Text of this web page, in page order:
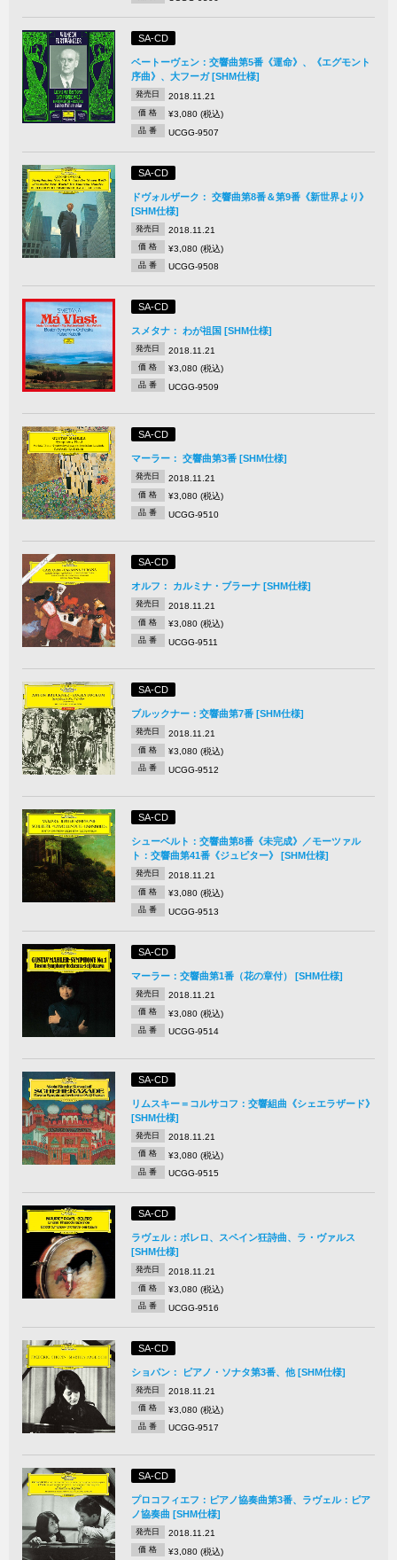
SA-CD
ベートーヴェン：交響曲第5番《運命》、《エグモント
序曲》、大フーガ [SHM仕様]
発売日 2018.11.21
価 格 ¥3,080 (税込)
品 番 UCGG-9507
SA-CD
ドヴォルザーク： 交響曲第8番＆第9番《新世界より》
[SHM仕様]
発売日 2018.11.21
価 格 ¥3,080 (税込)
品 番 UCGG-9508
SA-CD
スメタナ： わが祖国 [SHM仕様]
発売日 2018.11.21
価 格 ¥3,080 (税込)
品 番 UCGG-9509
SA-CD
マーラー： 交響曲第3番 [SHM仕様]
発売日 2018.11.21
価 格 ¥3,080 (税込)
品 番 UCGG-9510
SA-CD
オルフ： カルミナ・ブラーナ [SHM仕様]
発売日 2018.11.21
価 格 ¥3,080 (税込)
品 番 UCGG-9511
SA-CD
ブルックナー：交響曲第7番 [SHM仕様]
発売日 2018.11.21
価 格 ¥3,080 (税込)
品 番 UCGG-9512
SA-CD
シューベルト：交響曲第8番《未完成》／モーツァル
ト：交響曲第41番《ジュピター》 [SHM仕様]
発売日 2018.11.21
価 格 ¥3,080 (税込)
品 番 UCGG-9513
SA-CD
マーラー：交響曲第1番（花の章付） [SHM仕様]
発売日 2018.11.21
価 格 ¥3,080 (税込)
品 番 UCGG-9514
SA-CD
リムスキー＝コルサコフ：交響組曲《シェエラザード》
[SHM仕様]
発売日 2018.11.21
価 格 ¥3,080 (税込)
品 番 UCGG-9515
SA-CD
ラヴェル：ボレロ、スペイン狂詩曲、ラ・ヴァルス
[SHM仕様]
発売日 2018.11.21
価 格 ¥3,080 (税込)
品 番 UCGG-9516
SA-CD
ショパン： ピアノ・ソナタ第3番、他 [SHM仕様]
発売日 2018.11.21
価 格 ¥3,080 (税込)
品 番 UCGG-9517
SA-CD
プロコフィエフ：ピアノ協奏曲第3番、ラヴェル：ピア
ノ協奏曲 [SHM仕様]
発売日 2018.11.21
価 格 ¥3,080 (税込)